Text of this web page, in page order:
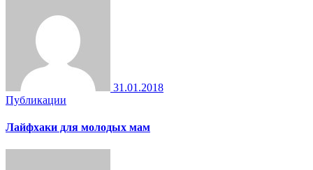
31.01.2018
Публикации
Лайфхаки для молодых мам